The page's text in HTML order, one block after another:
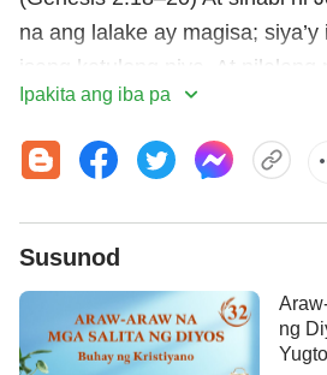
na ang lalake ay magisa;
isang katulong niya. At nilalang
ang lahat ng hayop sa parang
sa himpapawid; at pinagdadala
maalaman kung anong itatawag
hayop, at ang mga ibon sa
bawa’t ganid sa parang;
Ipakita ang iba pa
Susunod
ng